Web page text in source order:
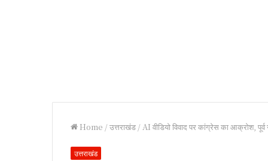
Home /उत्तराखंड /AI वीडियो विवाद पर कांग्रेस का आक्रोश,
उत्तराखंड